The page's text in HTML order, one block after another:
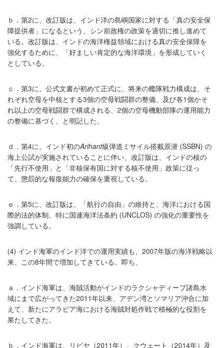
ｂ．第2に、改訂版は、インド洋の島嶼国家に対する「真の安全保
障提供者」になるという、シン前政権の政策を適切に推し進めて
いる。改訂版は、インドの海洋権益領域における真の安全保障を
強化するために、「好ましい肯定的な海洋環境」を形成していく
としている。
ｃ．第3に、公式文書が初めて正式に、将来の艦隊戦力構成は、そ
れぞれ空母を中核とする3個の空母戦闘群の整備、及び各1個かそ
れ以上の空母戦闘群で構成される、2個の空母機動部隊の運用能力
の整備に基づく、と明記した。
ｄ．第4に、インド初のArihant級弾道ミサイル搭載原潜 (SSBN) の
海上公試が実施されていることに伴い、改訂版は、インドの核の
「先行不使用」と「非核保有国に対する核不使用」政策に従っ
て、懲罰的な報復能力の確保を重視している。
ｅ．第5に、改訂版は、「航行の自由」の維持と、海洋における国
際的法的体制、特に国連海洋法条約 (UNCLOS) の強化の重要性を
強調している。
(4) インド海軍のインド洋での運用実績も、2007年版の海洋戦略以
来、この8年間で増加してきている。即ち、
ａ．インド海軍は、海賊活動がインドのラクシャディープ諸島水
域にまで広がってきた2011年以来、アデン湾とソマリア沖合に加
えて、新たにアラビア海における海賊対処作戦で積極的な役割を
果たしてきた。
ｂ．インド海軍は、リビヤ（2011年）、クウェート（2014年）及